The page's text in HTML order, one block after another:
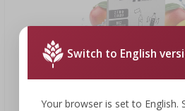
Switch to English
Your browser is set to English.